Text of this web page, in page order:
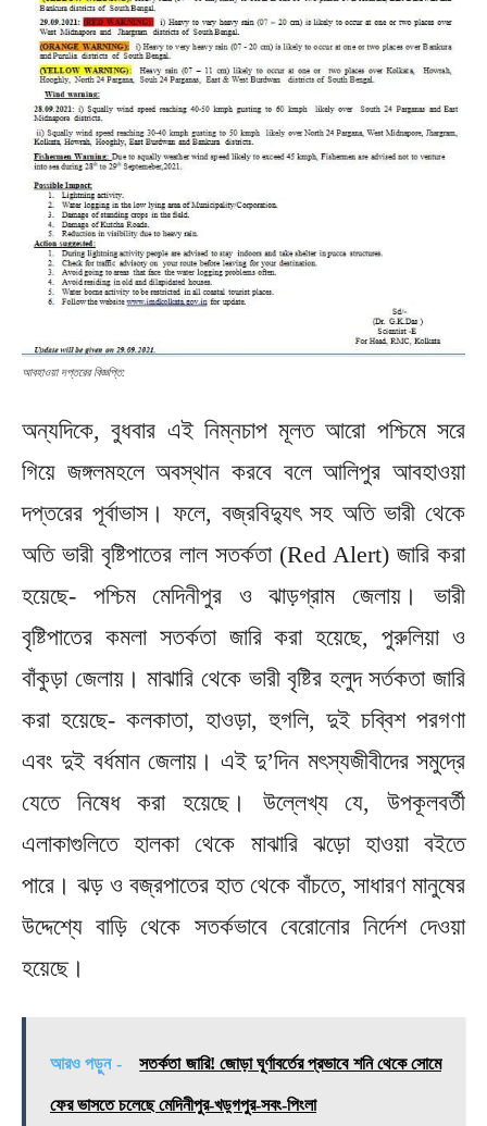
আবহাওয়া দপ্তরের বিজ্ঞপ্তি:
অন্যদিকে, বুধবার এই নিম্নচাপ মূলত আরো পশ্চিমে সরে
গিয়ে জঙ্গলমহলে অবস্থান করবে বলে আলিপুর আবহাওয়া
দপ্তরের পূর্বাভাস। ফলে, বজ্রবিদ্যুৎ সহ অতি ভারী থেকে
অতি ভারী বৃষ্টিপাতের লাল সতর্কতা (Red Alert) জারি করা
হয়েছে- পশ্চিম মেদিনীপুর ও ঝাড়গ্রাম জেলায়। ভারী
বৃষ্টিপাতের কমলা সতর্কতা জারি করা হয়েছে, পুরুলিয়া ও
বাঁকুড়া জেলায়। মাঝারি থেকে ভারী বৃষ্টির হলুদ সর্তকতা জারি
করা হয়েছে- কলকাতা, হাওড়া, হুগলি, দুই চব্বিশ পরগণা
এবং দুই বর্ধমান জেলায়। এই দু’দিন মৎস্যজীবীদের সমুদ্রে
যেতে নিষেধ করা হয়েছে। উল্লেখ্য যে, উপকূলবর্তী
এলাকাগুলিতে হালকা থেকে মাঝারি ঝড়ো হাওয়া বইতে
পারে। ঝড় ও বজ্রপাতের হাত থেকে বাঁচতে, সাধারণ মানুষের
উদ্দেশ্যে বাড়ি থেকে সতর্কভাবে বেরোনোর নির্দেশ দেওয়া
হয়েছে।
আরও পড়ুন - সতর্কতা জারি! জোড়া ঘূর্ণাবর্তের প্রভাবে শনি থেকে সোমে
ফের ভাসতে চলেছে মেদিনীপুর-খড়্গপুর-সবং-পিংলা